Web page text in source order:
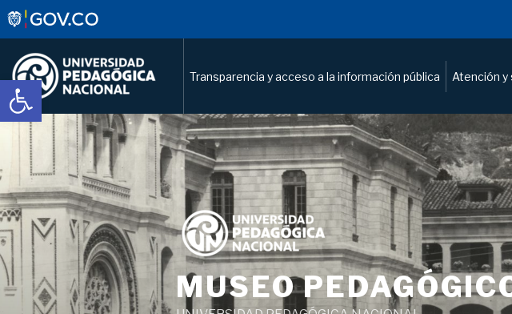
Abrir barra de herramientas Transparencia y acceso a la información pública Atención y
Saltar
contenido
MUSEO